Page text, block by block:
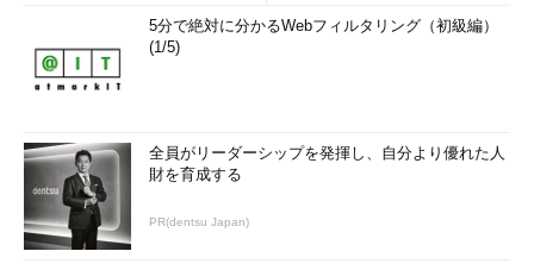
5分で絶対に分かるWebフィルタリング（初級編）
(1/5)
全員がリーダーシップを発揮し、自分より優れた人
財を育成する
PR(dentsu Japan)